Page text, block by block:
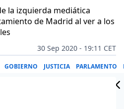
la izquierda mediática
de Madrid al ver a los
30 Sep 2020 - 19:11 CET
GOBIERNO JUSTICIA PARLAMENTO